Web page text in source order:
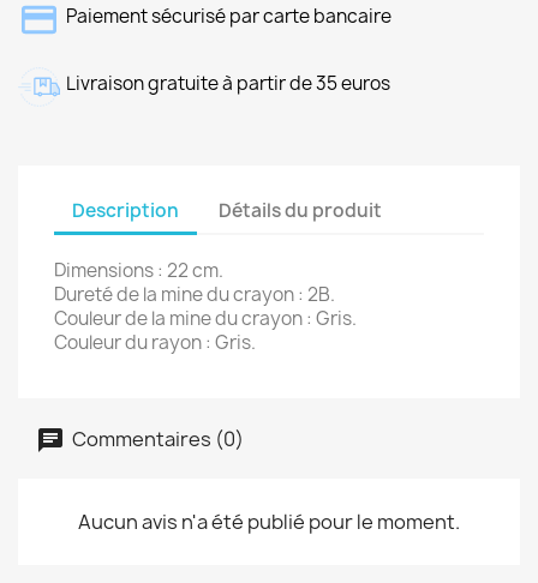
Paiement sécurisé par carte bancaire
Livraison gratuite à partir de 35 euros
Description Détails du produit
Dimensions : 22 cm.
Dureté de la mine du crayon : 2B.
Couleur de la mine du crayon : Gris.
Couleur du rayon : Gris.
Commentaires (0)
Aucun avis n'a été publié pour le moment.